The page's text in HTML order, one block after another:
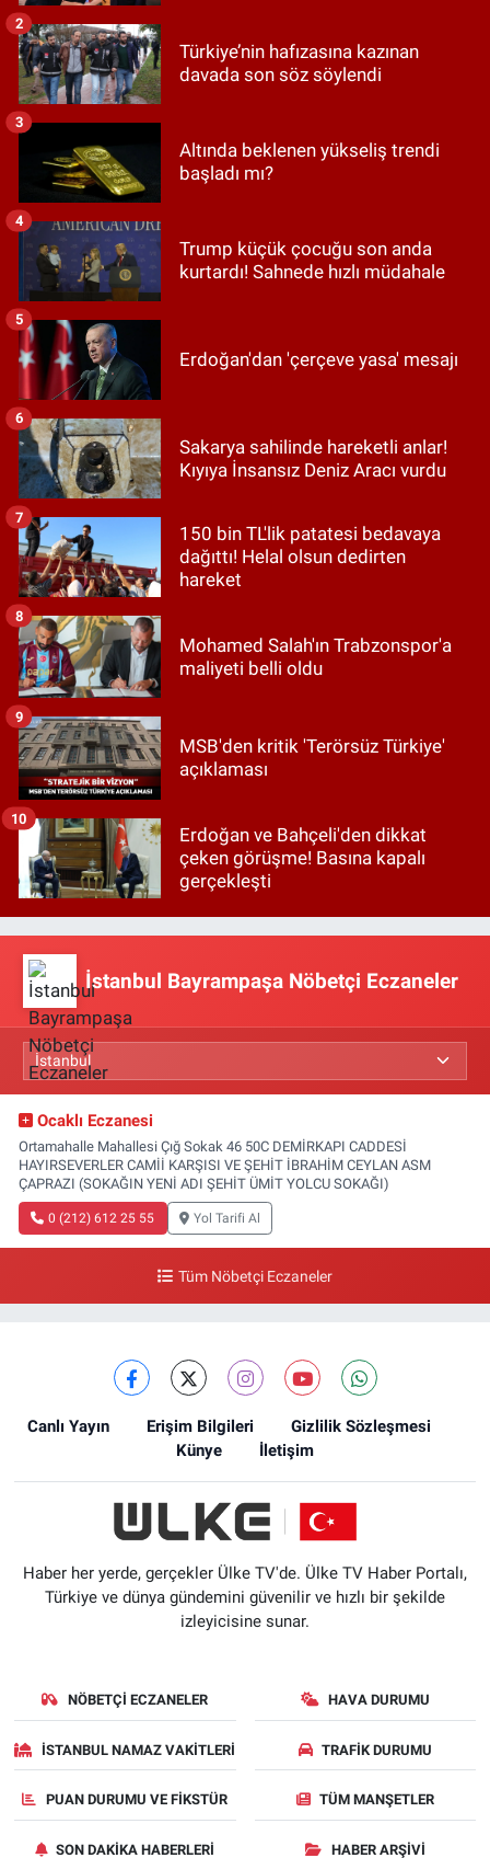
Türkiye’nin hafızasına kazınan
davada son söz söylendi
2
Altında beklenen yükseliş trendi
başladı mı?
3
Trump küçük çocuğu son anda
kurtardı! Sahnede hızlı müdahale
4
Erdoğan'dan 'çerçeve yasa' mesajı
5
Sakarya sahilinde hareketli anlar!
Kıyıya İnsansız Deniz Aracı vurdu
6
150 bin TL'lik patatesi bedavaya
dağıttı! Helal olsun dedirten
hareket
7
Mohamed Salah'ın Trabzonspor'a
maliyeti belli oldu
8
MSB'den kritik 'Terörsüz Türkiye'
açıklaması
9
Erdoğan ve Bahçeli'den dikkat
çeken görüşme! Basına kapalı
gerçekleşti
10
İstanbul Bayrampaşa Nöbetçi Eczaneler
Ocaklı Eczanesi
Ortamahalle Mahallesi Çığ Sokak 46 50C DEMİRKAPI CADDESİ
HAYIRSEVERLER CAMİİ KARŞISI VE ŞEHİT İBRAHİM CEYLAN ASM
ÇAPRAZI (SOKAĞIN YENİ ADI ŞEHİT ÜMİT YOLCU SOKAĞI)
0 (212) 612 25 55 Yol Tarifi Al
Tüm Nöbetçi Eczaneler
Canlı Yayın Erişim Bilgileri
Gizlilik Sözleşmesi
Künye
İletişim
Haber her yerde, gerçekler Ülke TV'de. Ülke TV Haber Portalı,
Türkiye ve dünya gündemini güvenilir ve hızlı bir şekilde
izleyicisine sunar.
NÖBETÇI ECZANELER HAVA DURUMU
İSTANBUL NAMAZ VAKITLERI TRAFIK DURUMU
PUAN DURUMU VE FIKSTÜR TÜM MANŞETLER
SON DAKIKA HABERLERI HABER ARŞIVI